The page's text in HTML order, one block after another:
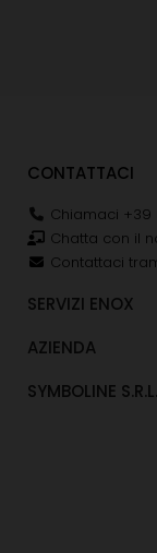
CONTATTACI
Chiamaci +39
Chatta con il
Contattaci
SERVIZI ENOX
AZIENDA
SYMBOLINE S.R.L.